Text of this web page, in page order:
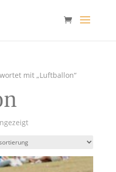
mit „Luftballon“